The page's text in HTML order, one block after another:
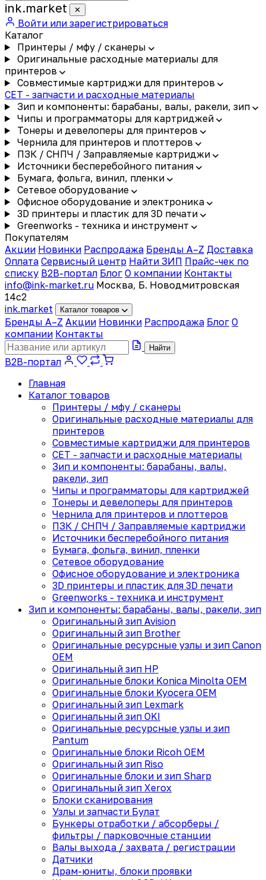
ink.market ✕
Войти или зарегистрироваться
Каталог
Принтеры / мфу / сканеры
Оригинальные расходные материалы для
принтеров
Совместимые картриджи для принтеров
CET - запчасти и расходные материалы
Зип и компоненты: барабаны, валы, ракели, зип
Чипы и программаторы для картриджей
Тонеры и девелоперы для принтеров
Чернила для принтеров и плоттеров
ПЗК / СНПЧ / Заправляемые картриджи
Источники бесперебойного питания
Бумага, фольга, винил, пленки
Сетевое оборудование
Офисное оборудование и электроника
3D принтеры и пластик для 3D печати
Greenworks - техника и инструмент
Покупателям
Акции Новинки Распродажа Бренды A–Z Доставка
Оплата Сервисный центр Найти ЗИП Прайс-чек по
списку B2B-портал Блог О компании Контакты
info@ink-market.ru Москва, Б. Новодмитровская
14с2
ink.market Каталог товаров
Бренды A–Z Акции Новинки Распродажа Блог О
компании Контакты
Найти
B2B-портал
Главная
Каталог товаров
Принтеры / мфу / сканеры
Оригинальные расходные материалы для
принтеров
Совместимые картриджи для принтеров
CET - запчасти и расходные материалы
Зип и компоненты: барабаны, валы,
ракели, зип
Чипы и программаторы для картриджей
Тонеры и девелоперы для принтеров
Чернила для принтеров и плоттеров
ПЗК / СНПЧ / Заправляемые картриджи
Источники бесперебойного питания
Бумага, фольга, винил, пленки
Сетевое оборудование
Офисное оборудование и электроника
3D принтеры и пластик для 3D печати
Greenworks - техника и инструмент
Зип и компоненты: барабаны, валы, ракели, зип
Оригинальный зип Avision
Оригинальный зип Brother
Оригинальные ресурсные узлы и зип Canon
OEM
Оригинальный зип HP
Оригинальные блоки Konica Minolta OEM
Оригинальные блоки Kyocera OEM
Оригинальный зип Lexmark
Оригинальный зип OKI
Оригинальные ресурсные узлы и зип
Pantum
Оригинальные блоки Ricoh OEM
Оригинальный зип Riso
Оригинальные блоки и зип Sharp
Оригинальный зип Xerox
Блоки сканирования
Узлы и запчасти Булат
Бункеры отработки / абсорберы /
фильтры / парковочные станции
Валы выхода / захвата / регистрации
Датчики
Драм-юниты, блоки проявки